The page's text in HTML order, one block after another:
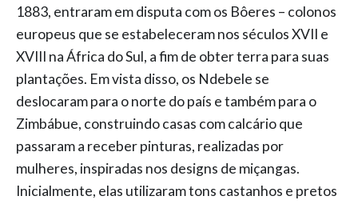
1883, entraram em disputa com os Bôeres – colonos
europeus que se estabeleceram nos séculos XVII e
XVIII na África do Sul, a fim de obter terra para suas
plantações. Em vista disso, os Ndebele se
deslocaram para o norte do país e também para o
Zimbábue, construindo casas com calcário que
passaram a receber pinturas, realizadas por
mulheres, inspiradas nos designs de miçangas.
Inicialmente, elas utilizaram tons castanhos e pretos